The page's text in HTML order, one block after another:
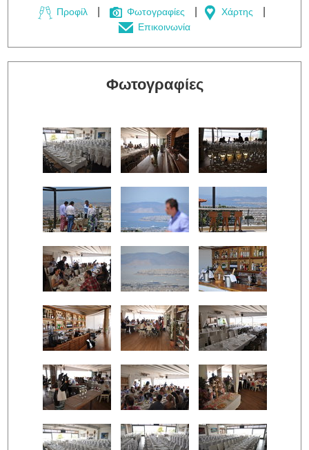
Προφίλ Φωτογραφίες
Χάρτης
Επικοινωνία
Φωτογραφίες